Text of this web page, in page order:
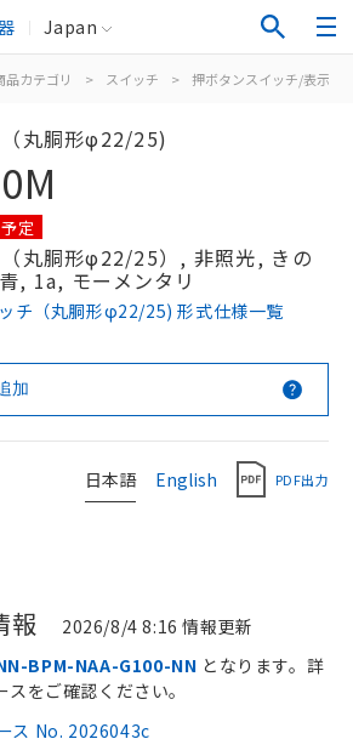
Japan
品カテゴリ > スイッチ > 押ボタンスイッチ/表示灯
丸胴形φ22/25)
定
丸胴形φ22/25）, 非照光, きの
, 1a, モーメンタリ
チ（丸胴形φ22/25) 形式仕様一覧
加
日本語 English PDF出力
報
2026/8/4 8:16 情報更新
ス No. 2026043c
BPM-NAA-G100-NN となります。詳
をご確認ください。